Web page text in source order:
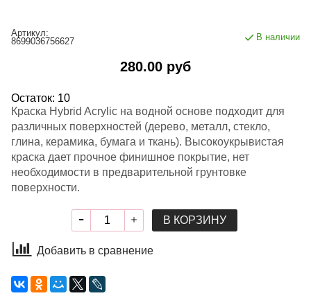
Артикул:
8699036756627
В наличии
280.00 руб
Остаток: 10
Краска Hybrid Acrylic на водной основе подходит для
различных поверхностей (дерево, металл, стекло,
глина, керамика, бумага и ткань). Высокоукрывистая
краска дает прочное финишное покрытие, нет
необходимости в предварительной грунтовке
поверхности.
В КОРЗИНУ
Добавить в сравнение